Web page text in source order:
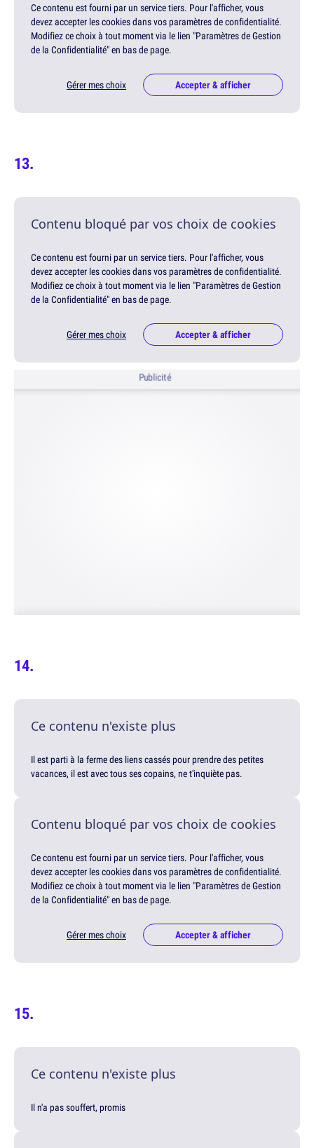
Ce contenu est fourni par un service tiers. Pour l'afficher, vous
devez accepter les cookies dans vos paramètres de confidentialité.
Modifiez ce choix à tout moment via le lien "Paramètres de Gestion
de la Confidentialité" en bas de page.
Gérer mes choix Accepter & afficher
Contenu bloqué par vos choix de cookies
Ce contenu est fourni par un service tiers. Pour l'afficher, vous
devez accepter les cookies dans vos paramètres de confidentialité.
Modifiez ce choix à tout moment via le lien "Paramètres de Gestion
de la Confidentialité" en bas de page.
Gérer mes choix Accepter & afficher
Publicité
Ce contenu n'existe plus
Il est parti à la ferme des liens cassés pour prendre des petites
vacances, il est avec tous ses copains, ne t'inquiète pas.
Contenu bloqué par vos choix de cookies
Ce contenu est fourni par un service tiers. Pour l'afficher, vous
devez accepter les cookies dans vos paramètres de confidentialité.
Modifiez ce choix à tout moment via le lien "Paramètres de Gestion
de la Confidentialité" en bas de page.
Gérer mes choix Accepter & afficher
Ce contenu n'existe plus
Il n'a pas souffert, promis